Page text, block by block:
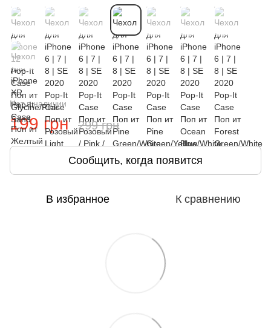
Нет в наличии
199 грн 299 грн
Сообщить, когда появится
В избранное К сравнению